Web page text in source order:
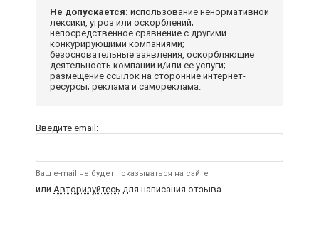
Не допускается: использование ненормативной
лексики, угроз или оскорблений;
непосредственное сравнение с другими
конкурирующими компаниями;
безосновательные заявления, оскорбляющие
деятельность компании и/или ее услуги;
размещение ссылок на сторонние интернет-
ресурсы; реклама и самореклама.
Введите email:
Ваш e-mail не будет показываться на сайте
или Авторизуйтесь для написания отзыва